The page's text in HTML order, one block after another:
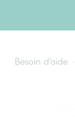
Besoin d’aide